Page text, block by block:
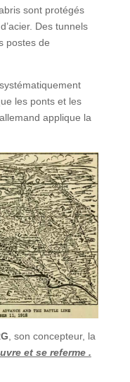
sont protégés
Des tunnels
postes de
les ponts et les
applique la
, son concepteur, la
et se referme .